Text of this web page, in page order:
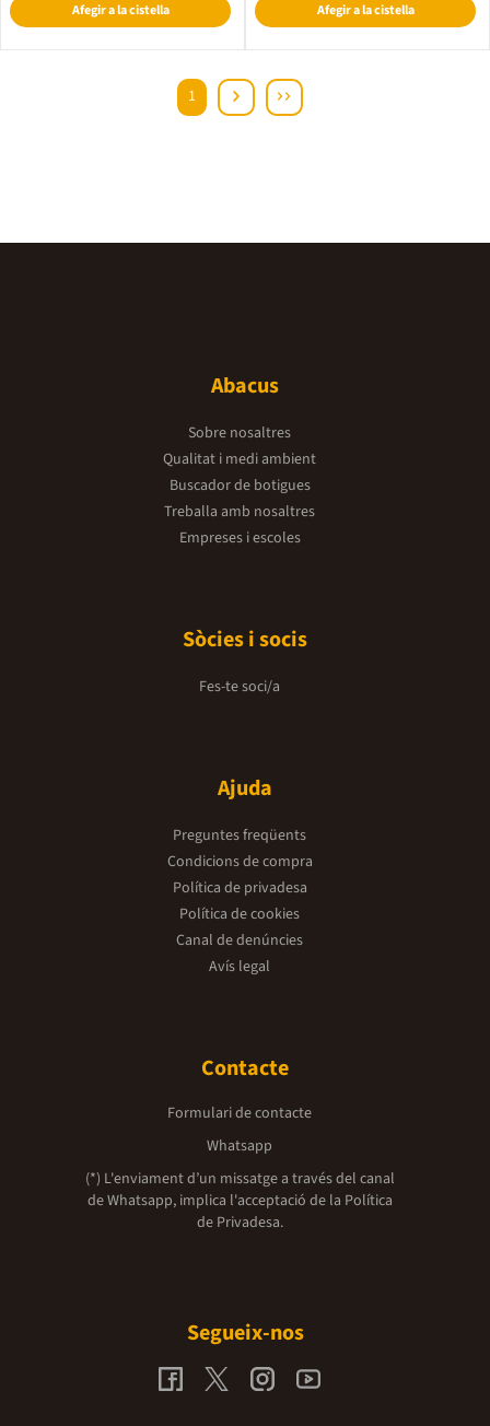
Afegir a la cistella Afegir a la cistella
1
Abacus
Sobre nosaltres
Qualitat i medi ambient
Buscador de botigues
Treballa amb nosaltres
Empreses i escoles
Sòcies i socis
Fes-te soci/a
Ajuda
Preguntes freqüents
Condicions de compra
Política de privadesa
Política de cookies
Canal de denúncies
Avís legal
Contacte
Formulari de contacte
Whatsapp
(*) L'enviament d’un missatge a través del canal
de Whatsapp, implica l'acceptació de la Política
de Privadesa.
Segueix-nos